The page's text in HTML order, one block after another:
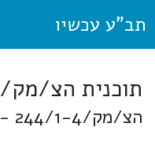
תב"ע עכשיו
תוכנית הצ/מק/244/1-4 שרונים
הצ/מק/244/1-4 - קדימה בקדימה